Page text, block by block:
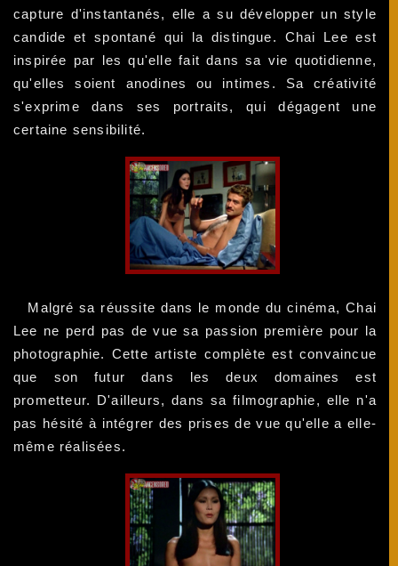
capture d'instantanés, elle a su développer un style
candide et spontané qui la distingue. Chai Lee est
inspirée par les qu'elle fait dans sa vie quotidienne,
qu'elles soient anodines ou intimes. Sa créativité
s'exprime dans ses portraits, qui dégagent une
certaine sensibilité.
Malgré sa réussite dans le monde du cinéma, Chai
Lee ne perd pas de vue sa passion première pour la
photographie. Cette artiste complète est convaincue
que son futur dans les deux domaines est
prometteur. D'ailleurs, dans sa filmographie, elle n'a
pas hésité à intégrer des prises de vue qu'elle a elle-
même réalisées.